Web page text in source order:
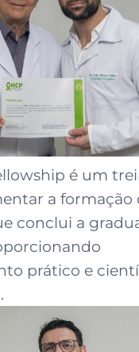
é um
a formação
conclui a
prático e